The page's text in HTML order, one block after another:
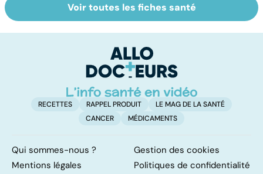
Laboratoires,
bienfaiteurs ou
Tout savoir sur
les infections
Voir toutes les fiches santé
RECETTES RAPPEL PRODUIT
LE MAG DE LA SANTÉ
CANCER
MÉDICAMENTS
Qui sommes-nous ?
Gestion des cookies
Mentions légales
Politiques de confidentialité